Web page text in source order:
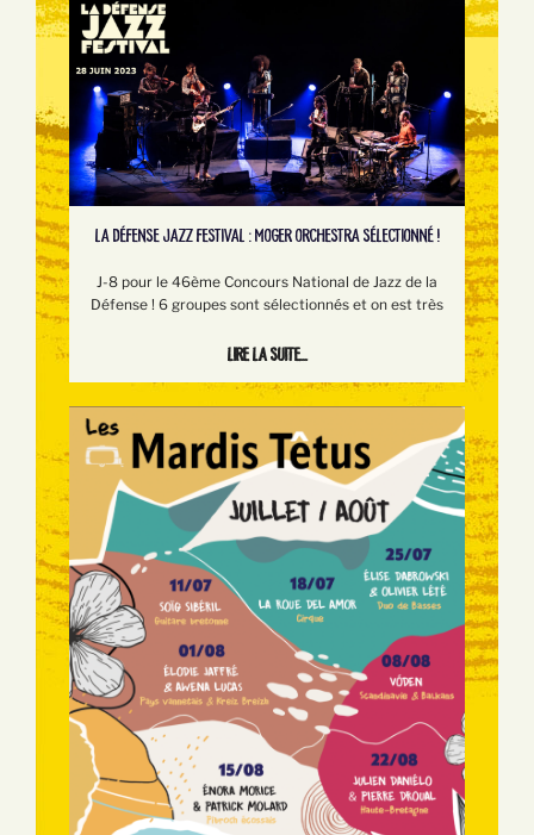
LA DÉFENSE JAZZ FESTIVAL : MOGER ORCHESTRA SÉLECTIONNÉ !
J-8 pour le 46ème Concours National de Jazz de la
Défense ! 6 groupes sont sélectionnés et on est très
Lire la suite...